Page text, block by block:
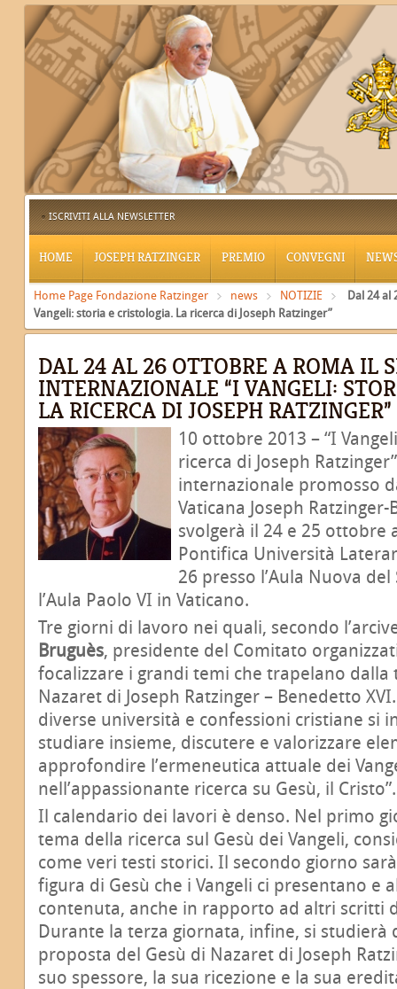
ISCRIVITI ALLA NEWSLETTER
HOME JOSEPH RATZINGER PREMIO CONVEGNI
Home Page Fondazione Ratzinger news NOTIZIE
Dal 24
Vangeli: storia e cristologia. La ricerca di Joseph Ratzinger”
DAL 24 AL 26 OTTOBRE A ROMA IL
INTERNAZIONALE “I VANGELI:
LA RICERCA DI JOSEPH RATZINGER”
10 ottobre 2013 – “I
ricerca di Joseph
internazionale promosso
Vaticana Joseph
svolgerà il 24 e 25 ottobre
Pontifica Università
26 presso l’Aula Nuova
l’Aula Paolo VI in
Tre giorni di lavoro nei quali, secondo
Bruguès, presidente del Comitato
focalizzare i grandi temi che trapelano dalla
Nazaret di Joseph Ratzinger – Benedetto
diverse università e confessioni cristiane si
studiare insieme, discutere e valorizzare
approfondire l’ermeneutica attuale dei
nell’appassionante ricerca su Gesù, il Cristo”.
Il calendario dei lavori è denso. Nel primo
tema della ricerca sul Gesù dei Vangeli,
come veri testi storici. Il secondo giorno
figura di Gesù che i Vangeli ci presentano e
contenuta, anche in rapporto ad altri scritti
Durante la terza giornata, infine, si studierà
proposta del Gesù di Nazaret di Joseph
suo spessore, la sua ricezione e la sua